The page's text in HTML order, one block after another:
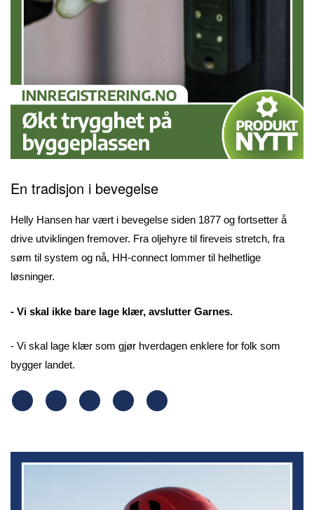
En tradisjon i bevegelse
Helly Hansen har vært i bevegelse siden 1877 og fortsetter å
drive utviklingen fremover. Fra oljehyre til fireveis stretch, fra
søm til system og nå, HH-connect lommer til helhetlige
løsninger.
- Vi skal ikke bare lage klær, avslutter Garnes.
- Vi skal lage klær som gjør hverdagen enklere for folk som
bygger landet.